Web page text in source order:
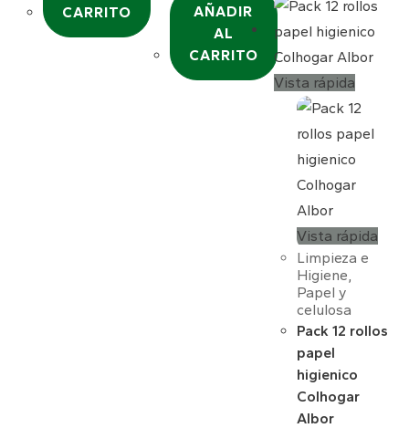
CARRITO
AÑADIR
AL
CARRITO
Vista rápida
Vista rápida
Limpieza e
Higiene
Papel y
celulosa
Pack 12 rollos
papel
higienico
Colhogar
Albor